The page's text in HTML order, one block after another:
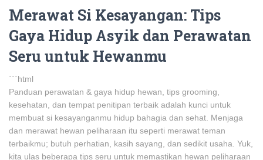
Merawat Si Kesayangan: Tips
Gaya Hidup Asyik dan Perawatan
Seru untuk Hewanmu
```html
Panduan perawatan & gaya hidup hewan, tips grooming,
kesehatan, dan tempat penitipan terbaik adalah kunci untuk
membuat si kesayanganmu hidup bahagia dan sehat. Menjaga
dan merawat hewan peliharaan itu seperti merawat teman
terbaikmu; butuh perhatian, kasih sayang, dan sedikit usaha. Yuk,
kita ulas beberapa tips seru untuk memastikan hewan peliharaan